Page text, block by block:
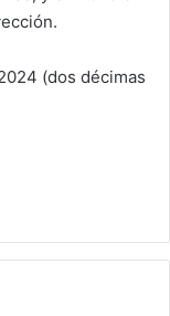
(dos décimas